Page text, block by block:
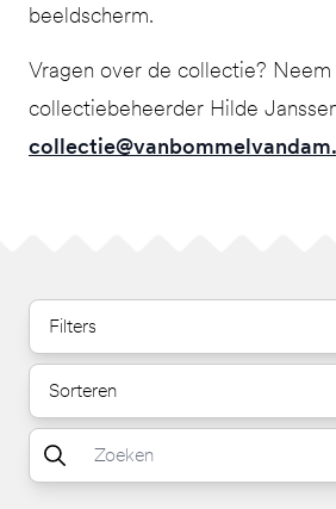
beeldscherm.
Vragen over de collectie?
collectiebeheerder Hilde
Filters
Sorteren